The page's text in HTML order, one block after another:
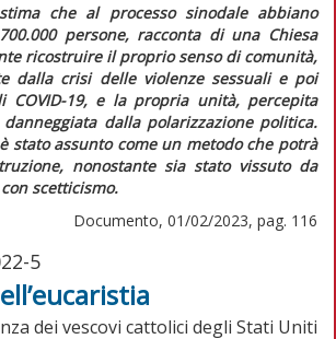
che al processo sinodale abbiano
persone, racconta di una Chiesa
ricostruire il proprio senso di comunità,
dalla crisi delle violenze sessuali e poi
COVID-19, e la propria unità, percepita
dalla polarizzazione politica.
stato assunto come un metodo che potrà
nonostante sia stato vissuto da
scetticismo.
Documento, 01/02/2023, pag. 116
5
dei vescovi cattolici degli Stati Uniti